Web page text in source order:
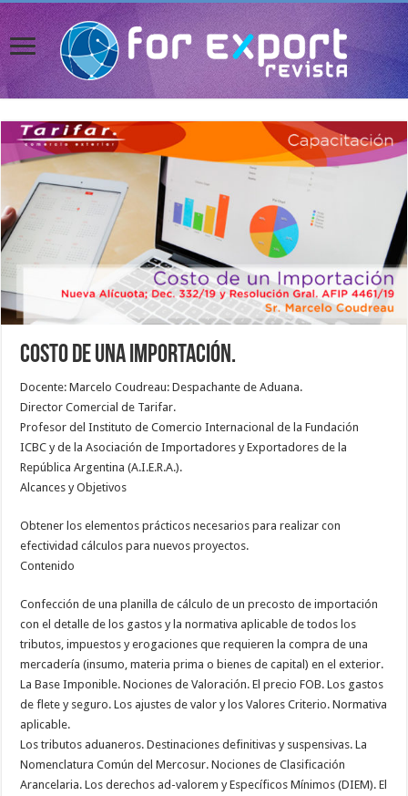
Costo de una Importación.
Docente: Marcelo Coudreau: Despachante de Aduana.
Director Comercial de Tarifar.
Profesor del Instituto de Comercio Internacional de la Fundación
ICBC y de la Asociación de Importadores y Exportadores de la
República Argentina (A.I.E.R.A.).
Alcances y Objetivos
Obtener los elementos prácticos necesarios para realizar con
efectividad cálculos para nuevos proyectos.
Contenido
Confección de una planilla de cálculo de un precosto de importación
con el detalle de los gastos y la normativa aplicable de todos los
tributos, impuestos y erogaciones que requieren la compra de una
mercadería (insumo, materia prima o bienes de capital) en el exterior.
La Base Imponible. Nociones de Valoración. El precio FOB. Los gastos
de flete y seguro. Los ajustes de valor y los Valores Criterio. Normativa
aplicable.
Los tributos aduaneros. Destinaciones definitivas y suspensivas. La
Nomenclatura Común del Mercosur. Nociones de Clasificación
Arancelaria. Los derechos ad-valorem y Específicos Mínimos (DIEM). El